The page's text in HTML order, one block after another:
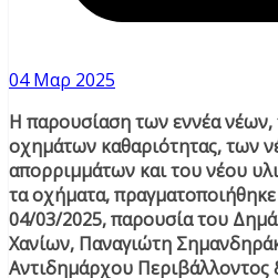
04 Μαρ 2025
Η παρουσίαση των εννέα νέων,
οχημάτων καθαριότητας, των
απορριμμάτων και του νέου
τα οχήματα,
04/03/2025, παρουσία του
Χανίων, Παναγιώτη
Αντιδημάρχου Περιβάλλοντος